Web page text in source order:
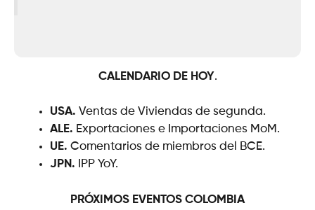
CALENDARIO DE HOY.
USA. Ventas de Viviendas de segunda.
ALE. Exportaciones e Importaciones MoM.
UE. Comentarios de miembros del BCE.
JPN. IPP YoY.
PRÓXIMOS EVENTOS COLOMBIA